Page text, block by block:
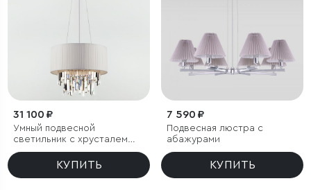
31 100 ₽
Умный подвесной
светильник с хрусталем
Eurosvet Amantea 10122/6
КУПИТЬ
7 590 ₽
Подвесная люстра с
абажурами
КУПИТЬ